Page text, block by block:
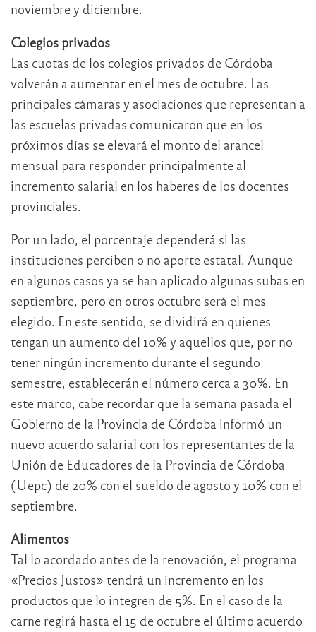
noviembre y diciembre.
Colegios privados
Las cuotas de los colegios privados de Córdoba
volverán a aumentar en el mes de octubre. Las
principales cámaras y asociaciones que representan a
las escuelas privadas comunicaron que en los
próximos días se elevará el monto del arancel
mensual para responder principalmente al
incremento salarial en los haberes de los docentes
provinciales.
Por un lado, el porcentaje dependerá si las
instituciones perciben o no aporte estatal. Aunque
en algunos casos ya se han aplicado algunas subas en
septiembre, pero en otros octubre será el mes
elegido. En este sentido, se dividirá en quienes
tengan un aumento del 10% y aquellos que, por no
tener ningún incremento durante el segundo
semestre, establecerán el número cerca a 30%. En
este marco, cabe recordar que la semana pasada el
Gobierno de la Provincia de Córdoba informó un
nuevo acuerdo salarial con los representantes de la
Unión de Educadores de la Provincia de Córdoba
(Uepc) de 20% con el sueldo de agosto y 10% con el
septiembre.
Alimentos
Tal lo acordado antes de la renovación, el programa
«Precios Justos» tendrá un incremento en los
productos que lo integren de 5%. En el caso de la
carne regirá hasta el 15 de octubre el último acuerdo